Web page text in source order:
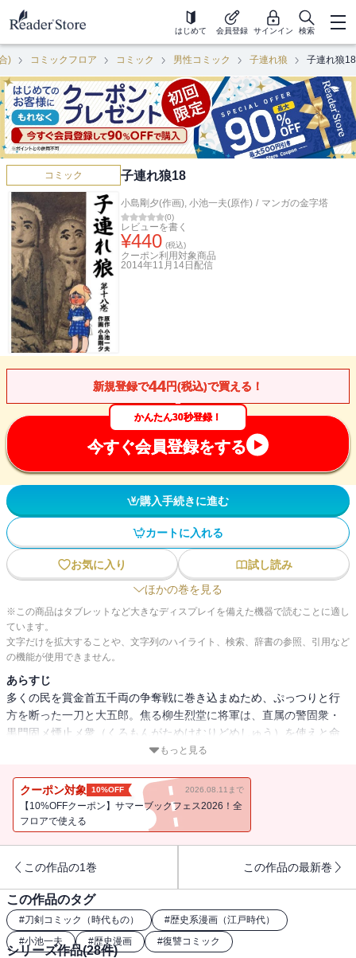
はじめて 会員登録 サインイン 検索
) コミックフロア コミック 男性コミック 子連れ狼 子連れ狼18
コミック 子連れ狼18
小島剛夕(作画), 小池一夫(原作) / マンガの金字塔
(0)
レビューを書く
¥440 (税込)
クーポン利用対象商品
2014年11月14日 配信
新規登録で44円(税込)で買える！
かんたん30秒登録！
今すぐ会員登録をする
購入手続きに進む
カートに入れる
お気に入り
試し読み
ほかの巻を見る
※この商品はタブレットなど大きなディスプレイを備えた機器で読むことに適し
ています。
文字だけを拡大することや、文字列のハイライト、検索、辞書の参照、引用など
の機能が使用できません。
あらすじ
多くの民を賞金首五千両の争奪戦に巻き込まぬため、ぷっつりと行
方を断った一刀と大五郎。焦る柳生烈堂に将軍は、直属の警固衆・
黒門固メ煙止メ衆（くろもんがためけむりどめしゅう）を使えと命
じる。身分は足軽なれど、手練の技には凄まじいものがあった！
もっと見る
クーポン対象 10%OFF 2026.08.11まで
【10%OFFクーポン】サマーブックフェス2026！全
フロアで使える
この作品の1巻 この作品の最新巻
この作品のタグ
#刀剣コミック（時代もの） #歴史系漫画（江戸時代）
#小池一夫 #歴史漫画 #復讐コミック
シリーズ作品(28件)